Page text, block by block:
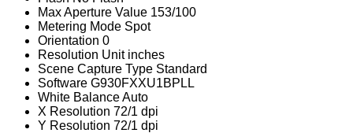
Max Aperture Value 153/100
Metering Mode Spot
Orientation 0
Resolution Unit inches
Scene Capture Type Standard
Software G930FXXU1BPLL
White BalanceAuto
X Resolution 72/1 dpi
Y Resolution 72/1 dpi